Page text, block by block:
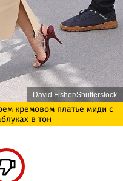
David Fisher/Shutterslock
кремовом платье миди с
в тон